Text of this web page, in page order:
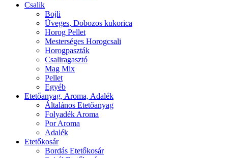
Csalik
Bojli
Üveges, Dobozos kukorica
Horog Pellet
Mesterséges Horogcsali
Horogpaszták
Csaliragasztó
Mag Mix
Pellet
Egyéb
Etetőanyag, Aroma, Adalék
Általános Etetőanyag
Folyadék Aroma
Por Aroma
Adalék
Etetőkosár
Bordás Etetőkosár